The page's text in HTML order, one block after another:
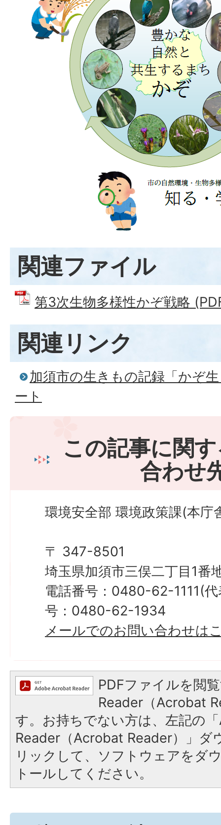
関連ファイル
第3次生物多様性かぞ戦略
関連リンク
加須市の生きもの記録「かぞ
ート
この記事に関
合わせ
環境安全部 環境政策課(本庁
〒 347-8501
埼玉県加須市三俣二丁目1番
電話番号：0480-62-1111(
号：0480-62-1934
メールでのお問い合わせは
PDFファイルを閲
Reader（Acrobat
す。お持ちでない方は、左記の
Reader（Acrobat Reader）」ダ
リックして、ソフトウェアをダ
トールしてください。